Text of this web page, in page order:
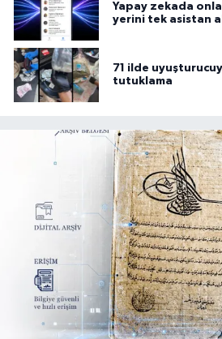
Yapay zekada
yerini tek asistan
71 ilde
tutuklama